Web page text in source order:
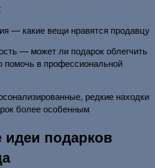
— какие вещи нравятся продавцу
— может ли подарок облегчить
помочь в профессиональной
редкие находки
более особенным
подарков